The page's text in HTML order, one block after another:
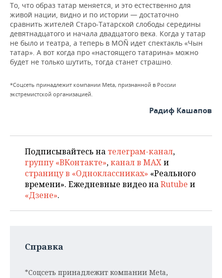
То, что образ татар меняется, и это естественно для
живой нации, видно и по истории — достаточно
сравнить жителей Старо-Татарской слободы середины
девятнадцатого и начала двадцатого века. Когда у татар
не было и театра, а теперь в MOÑ идет спектакль «Чын
татар». А вот когда про «настоящего татарина» можно
будет не только шутить, тогда станет страшно.
*Соцсеть принадлежит компании Meta, признанной в России
экстремистской организацией.
Радиф Кашапов
Подписывайтесь на телеграм-канал,
группу «ВКонтакте»,канал в MAXи
страницу в «Одноклассниках» «Реального
времени». Ежедневные видео наRutube и
«Дзене».
Справка
*Соцсеть принадлежит компании Meta,